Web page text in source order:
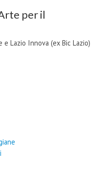
per il
Lazio Innova (ex Bic Lazio)